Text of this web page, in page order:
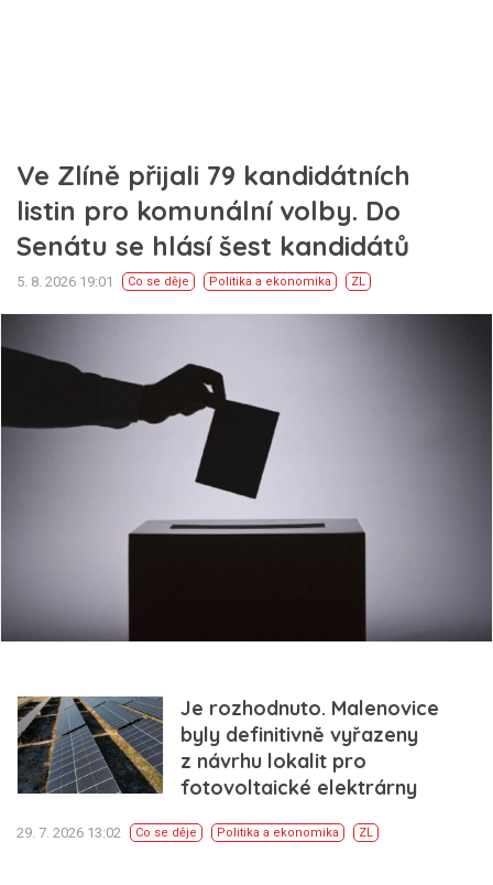
Ve Zlíně přijali 79 kandidátních
listin pro komunální volby. Do
Senátu se hlásí šest kandidátů
5. 8. 2026 19:01 Co se děje Politika a ekonomika ZL
Je rozhodnuto. Malenovice
byly definitivně vyřazeny
z návrhu lokalit pro
fotovoltaické elektrárny
29. 7. 2026 13:02 Co se děje Politika a ekonomika ZL